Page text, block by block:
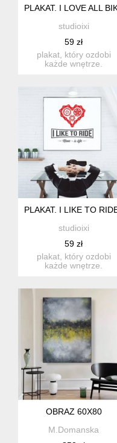
PLAKAT. I LOVE ALL
studioixi
59 zł
plakat, który ozdobi
każde wnętrze.
PLAKAT. I LIKE TO
studioixi
59 zł
plakat, który ozdobi
każde wnętrze.
OBRAZ 60X80
M.Domanska